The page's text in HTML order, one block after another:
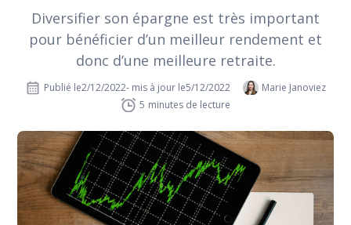
Diversifier son épargne est très important
pour bénéficier d’un meilleur rendement et
donc d’une meilleure retraite.
Publié le2/12/2022- mis à jour le5/12/2022
Marie Janoviez
5 minutes de lecture